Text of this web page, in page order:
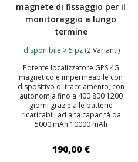
magnete di fissaggio per il
monitoraggio a lungo
termine
disponibile > 5 pz (2 Varianti)
Potente localizzatore GPS 4G
magnetico e impermeabile con
dispositivo di tracciamento, con
autonomia fino a 400 800 1200
giorni grazie alle batterie
ricaricabili ad alta capacità da
5000 mAh 10000 mAh
190,00 €